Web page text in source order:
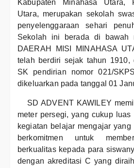
Kabupaten Minahasa Utara,
Utara, merupakan sekolah
penyelenggaraan sehari
Sekolah ini berada di bawah
DAERAH MISI MINAHASA
telah berdiri sejak tahun 1910,
SK pendirian nomor 021/
dikeluarkan pada tanggal 01
SD ADVENT KAWILEY
meter persegi, yang cukup luas
kegiatan belajar mengajar
berkomitmen untuk
berkualitas kepada para
dengan akreditasi C yang